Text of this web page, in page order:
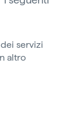
servizi
altro